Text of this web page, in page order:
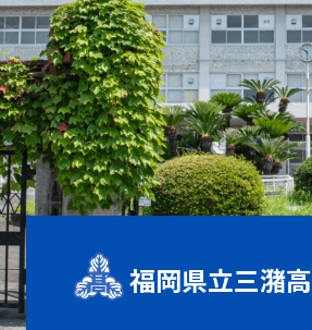
福岡県立三潴